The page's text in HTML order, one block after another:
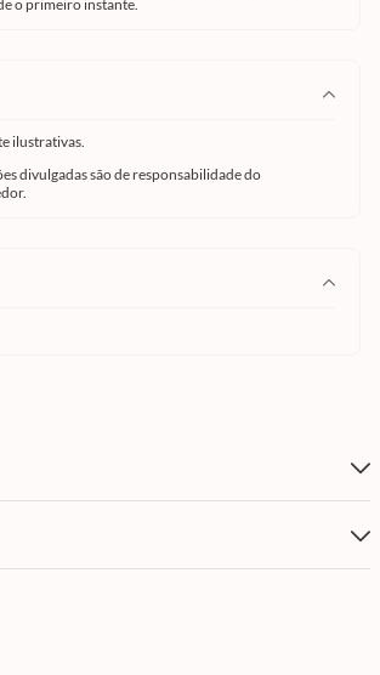
o primeiro instante.
ilustrativas.
divulgadas são de responsabilidade do